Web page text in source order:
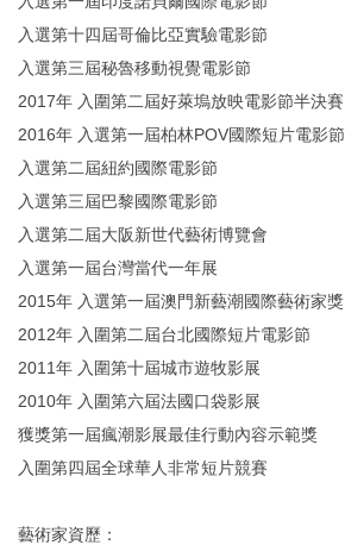
入選第十四屆哥倫比亞實驗電影節
入選第三屆秘魯移動視覺電影節
2017年 入圍第二屆好萊塢放映電影節半決賽
2016年 入選第一屆柏林POV國際短片電影節
入選第二屆紐約國際電影節
入選第三屆巴黎國際電影節
入選第二屆大阪新世代藝術博覽會
入選第一屆台灣當代一年展
2015年 入選第一屆澳門新藝潮國際藝術家獎
2012年 入圍第二屆台北國際短片電影節
2011年 入圍第十屆城市遊牧影展
2010年 入圍第六屆法國口袋影展
獲獎第一屆瘋潮影展最佳行動內容示範獎
入圍第四屆全球華人非常短片競賽
藝術家資歷：